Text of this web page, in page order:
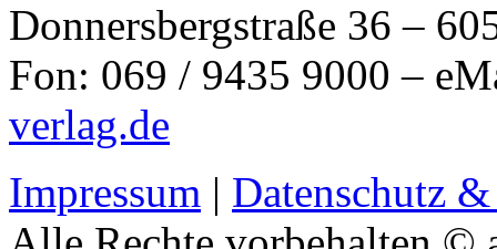
Donnersbergstraße 36 –
Fon: 069 / 9435 9000 –
verlag.de
Impressum | Datenschutz